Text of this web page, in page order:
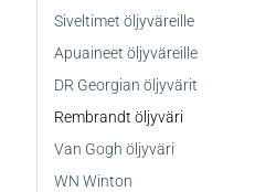
Siveltimet öljyväreille
Apuaineet öljyväreille
DR Georgian öljyvärit
Rembrandt öljyväri
Van Gogh öljyväri
WN Winton